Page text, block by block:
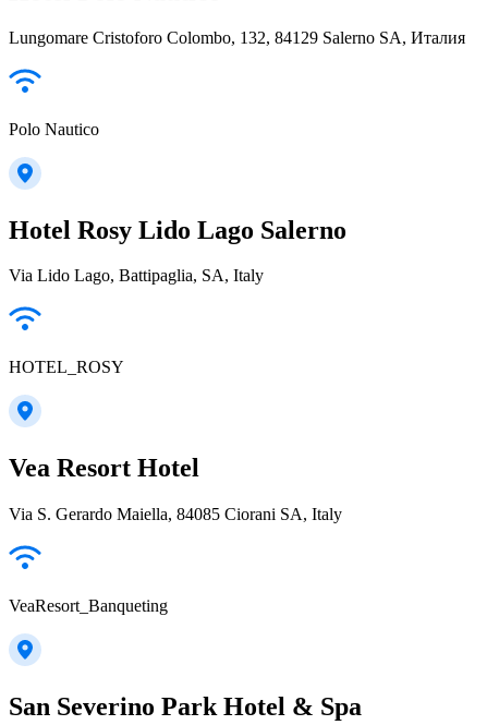
Lungomare Cristoforo Colombo, 132, 84129 Salerno SA, Италия
Polo Nautico
Hotel Rosy Lido Lago Salerno
Via Lido Lago, Battipaglia, SA, Italy
HOTEL_ROSY
Vea Resort Hotel
Via S. Gerardo Maiella, 84085 Ciorani SA, Italy
VeaResort_Banqueting
San Severino Park Hotel & Spa